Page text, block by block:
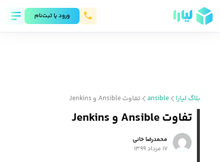
ورود يا ثبت‌نام
بلاگ لیارا ansible تفاوت Ansible و Jenkins
تفاوت Ansible و Jenkins
محمد‌رضا خانی
۱۷ مرداد ۱۳۹۹